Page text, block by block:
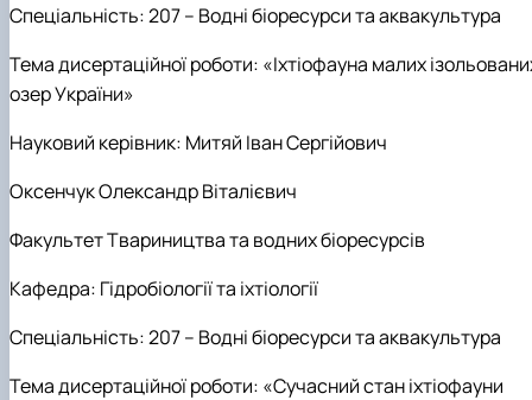
Спеціальність: 207 – Водні біоресурси та аквакультура
Тема дисертаційної роботи: «Іхтіофауна малих
озер України»
Науковий керівник: Митяй Іван Сергійович
Оксенчук Олександр Віталієвич
Факультет Твариництва та водних біоресурсів
Кафедра: Гідробіології та іхтіології
Спеціальність: 207 – Водні біоресурси та аквакультура
Тема дисертаційної роботи: «Сучасний стан іхтіофауни